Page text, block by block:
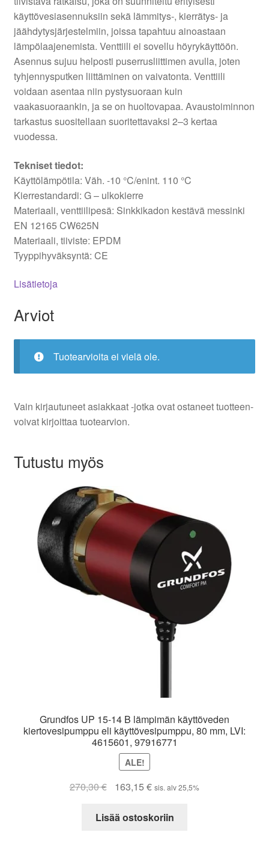
käyttövesiasennuksiin sekä lämmitys-, kierrätys- ja
jäähdytysjärjestelmiin, joissa tapahtuu ainoastaan
lämpölaajenemista. Venttiili ei sovellu höyrykäyttöön.
Asennus sujuu helposti puserrusliittimen avulla, joten
tyhjennysputken liittäminen on vaivatonta. Venttiili
voidaan asentaa niin pystysuoraan kuin
vaakasuoraankin, ja se on huoltovapaa. Avaustoiminnon
tarkastus suositellaan suoritettavaksi 2–3 kertaa
vuodessa.
Tekniset tiedot:
Käyttölämpötila: Väh. -10 °C/enint. 110 °C
Kierrestandardi: G – ulkokierre
Materiaali, venttiilipesä: Sinkkikadon kestävä messinki
EN 12165 CW625N
Materiaali, tiiviste: EPDM
Tyyppihyväksyntä: CE
Lisätietoja
Arviot
Tuotearvioita ei vielä ole.
Vain kirjautuneet asiakkaat -jotka ovat ostaneet tuotteen-
voivat kirjoittaa tuotearvion.
Tutustu myös
Grundfos UP 15-14 B lämpimän käyttöveden
kiertovesipumppu eli käyttövesipumppu, 80 mm, LVI:
4615601, 97916771
ALE!
270,30€
Alkuperäinen
oli:
163,15€Nykyinen
on:
sis. alv 25,5%
Lisää ostoskoriin